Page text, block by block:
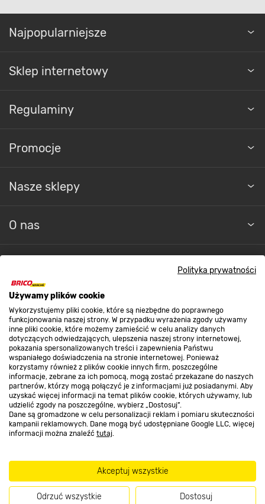
Polityka prywatności
Używamy plików cookie
Wykorzystujemy pliki cookie, które są niezbędne do poprawnego
funkcjonowania naszej strony. W przypadku wyrażenia zgody używamy
inne pliki cookie, które możemy zamieścić w celu analizy danych
dotyczących odwiedzających, ulepszenia naszej strony internetowej,
pokazania spersonalizowanych treści i zapewnienia Państwu
wspaniałego doświadczenia na stronie internetowej. Ponieważ
korzystamy również z plików cookie innych firm, poszczególne
informacje, zebrane za ich pomocą, mogą zostać przekazane do naszych
partnerów, którzy mogą połączyć je z informacjami już posiadanymi. Aby
uzyskać więcej informacji na temat plików cookie, których używamy, lub
udzielić zgody na poszczególne, wybierz „Dostosuj”.
Dane są gromadzone w celu personalizacji reklam i pomiaru skuteczności
kampanii reklamowych. Dane mogą być udostępniane Google LLC, więcej
informacji można znaleźć tutaj.
Akceptuj wszystkie
Odrzuć wszystkie Dostosuj
Najpopularniejsze
Sklep internetowy
Regulaminy
Promocje
Nasze sklepy
O nas
Strefa biznesu
Dołącz do nas
Metody płatności
Informacje handlowe o towarach i ich cenach podane na stronach serwisu:
https://www.bricomarche.pl/
nie stanowią oferty, a są wyłącznie
zaproszeniem do zawarcia umowy w rozumieniu art. 71 Kodeksu cywilnego.